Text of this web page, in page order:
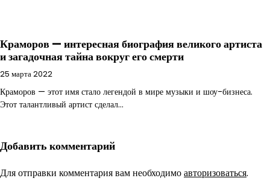
Краморов — интересная биография великого артиста
и загадочная тайна вокруг его смерти
25 марта 2022
Краморов — этот имя стало легендой в мире музыки и шоу-бизнеса.
Этот талантливый артист сделал…
Добавить комментарий
Для отправки комментария вам необходимоавторизоваться.